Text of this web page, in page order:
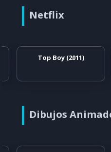
Netflix
Top Boy (2011)
Dibujos